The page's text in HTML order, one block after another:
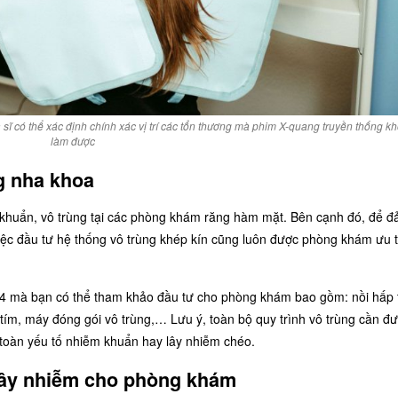
có thể xác định chính xác vị trí các tổn thương mà phim X-quang truyền thống
làm được
nha khoa
vô trùng tại các phòng khám răng hàm mặt. Bên cạnh đó, để
đầu tư hệ thống vô trùng khép kín cũng luôn được phòng khám ưu
mà bạn có thể tham khảo đầu tư cho phòng khám bao gồm: nồi hấp
máy đóng gói vô trùng,… Lưu ý, toàn bộ quy trình vô trùng cần
yếu tố nhiễm khuẩn hay lây nhiễm chéo.
nhiễm cho phòng khám